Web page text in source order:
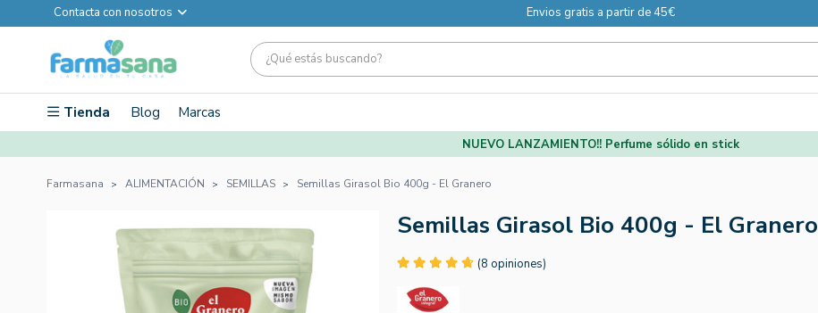
Contacta con nosotros Envios gratis a partir de 45€
Tienda Blog Marcas
NUEVO LANZAMIENTO!! Perfume sólido en stick
Farmasana ALIMENTACIÓN SEMILLAS Semillas Girasol Bio 400g - El Granero
Semillas Girasol Bio 400g - El Granero
(8 opiniones)